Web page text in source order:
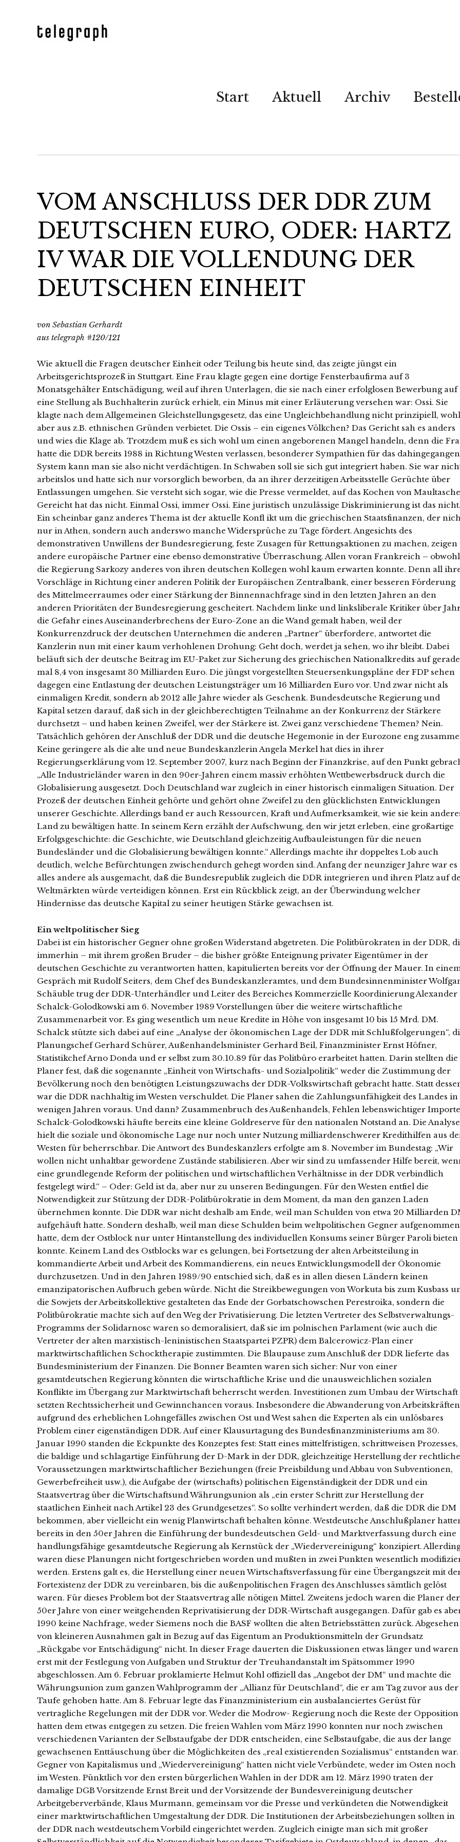
Start Aktuell Archiv
VOM ANSCHLUSS DER DDR ZUM
DEUTSCHEN EURO, ODER: HARTZ
IV WAR DIE VOLLENDUNG DER
DEUTSCHEN EINHEIT
von Sebastian Gerhardt
aus telegraph #120/121
Wie aktuell die Fragen deutscher Einheit oder Teilung bis heute sind, das zeigte jüngst ein
Arbeitsgerichtsprozeß in Stuttgart. Eine Frau klagte gegen eine dortige Fensterbaufirma auf 3
Monatsgehälter Entschädigung, weil auf ihren Unterlagen, die sie nach einer erfolglosen Bewerbung auf
eine Stellung als Buchhalterin zurück erhielt, ein Minus mit einer Erläuterung versehen war: Ossi. Sie
klagte nach dem Allgemeinen Gleichstellungsgesetz, das eine Ungleichbehandlung nicht prinzipiell, wohl
aber aus z.B. ethnischen Gründen verbietet. Die Ossis – ein eigenes Völkchen? Das Gericht sah es anders
und wies die Klage ab. Trotzdem muß es sich wohl um einen angeborenen Mangel handeln, denn die
hatte die DDR bereits 1988 in Richtung Westen verlassen, besonderer Sympathien für das
System kann man sie also nicht verdächtigen. In Schwaben soll sie sich gut integriert haben. Sie war
arbeitslos und hatte sich nur vorsorglich beworben, da an ihrer derzeitigen Arbeitsstelle Gerüchte über
Entlassungen umgehen. Sie versteht sich sogar, wie die Presse vermeldet, auf das Kochen von
Gereicht hat das nicht. Einmal Ossi, immer Ossi. Eine juristisch unzulässige Diskriminierung ist das nicht.
Ein scheinbar ganz anderes Thema ist der aktuelle Konfl ikt um die griechischen Staatsfinanzen, der
nur in Athen, sondern auch anderswo manche Widersprüche zu Tage fördert. Angesichts des
demonstrativen Unwillens der Bundesregierung, feste Zusagen für Rettungsaktionen zu machen, zeigen
andere europäische Partner eine ebenso demonstrative Überraschung. Allen voran Frankreich – obwohl
die Regierung Sarkozy anderes von ihren deutschen Kollegen wohl kaum erwarten konnte. Denn all
Vorschläge in Richtung einer anderen Politik der Europäischen Zentralbank, einer besseren Förderung
des Mittelmeerraumes oder einer Stärkung der Binnennachfrage sind in den letzten Jahren an den
anderen Prioritäten der Bundesregierung gescheitert. Nachdem linke und linksliberale Kritiker über
die Gefahr eines Auseinanderbrechens der Euro-Zone an die Wand gemalt haben, weil der
Konkurrenzdruck der deutschen Unternehmen die anderen „Partner“ überfordere, antwortet die
Kanzlerin nun mit einer kaum verhohlenen Drohung: Geht doch, werdet ja sehen, wo ihr bleibt. Dabei
beläuft sich der deutsche Beitrag im EU-Paket zur Sicherung des griechischen Nationalkredits auf gerade
mal 8,4 von insgesamt 30 Milliarden Euro. Die jüngst vorgestellten Steuersenkungspläne der FDP sehen
dagegen eine Entlastung der deutschen Leistungsträger um 16 Milliarden Euro vor. Und zwar nicht als
einmaligen Kredit, sondern ab 2012 alle Jahre wieder als Geschenk. Bundesdeutsche Regierung und
Kapital setzen darauf, daß sich in der gleichberechtigten Teilnahme an der Konkurrenz der Stärkere
durchsetzt – und haben keinen Zweifel, wer der Stärkere ist. Zwei ganz verschiedene Themen? Nein.
Tatsächlich gehören der Anschluß der DDR und die deutsche Hegemonie in der Eurozone eng
Keine geringere als die alte und neue Bundeskanzlerin Angela Merkel hat dies in ihrer
Regierungserklärung vom 12. September 2007, kurz nach Beginn der Finanzkrise, auf den Punkt
„Alle Industrieländer waren in den 90er-Jahren einem massiv erhöhten Wettbewerbsdruck durch die
Globalisierung ausgesetzt. Doch Deutschland war zugleich in einer historisch einmaligen Situation. Der
Prozeß der deutschen Einheit gehörte und gehört ohne Zweifel zu den glücklichsten Entwicklungen
unserer Geschichte. Allerdings band er auch Ressourcen, Kraft und Aufmerksamkeit, wie sie kein
Land zu bewältigen hatte. In seinem Kern erzählt der Aufschwung, den wir jetzt erleben, eine großartige
Erfolgsgeschichte: die Geschichte, wie Deutschland gleichzeitig Aufbauleistungen für die neuen
Bundesländer und die Globalisierung bewältigen konnte.“ Allerdings machte ihr doppeltes Lob auch
deutlich, welche Befürchtungen zwischendurch gehegt worden sind. Anfang der neunziger Jahre war es
alles andere als ausgemacht, daß die Bundesrepublik zugleich die DDR integrieren und ihren Platz auf
Weltmärkten würde verteidigen können. Erst ein Rückblick zeigt, an der Überwindung welcher
Hindernisse das deutsche Kapital zu seiner heutigen Stärke gewachsen ist.
Ein weltpolitischer Sieg
Dabei ist ein historischer Gegner ohne großen Widerstand abgetreten. Die Politbürokraten in der DDR, die immerhin – mit ihrem großen Bruder – die bisher größte Enteignung privater Eigentümer in der deutschen Geschichte zu verantworten hatten, kapitulierten bereits vor der Öffnung der Mauer. In einem Gespräch mit Rudolf Seiters, dem Chef des Bundeskanzleramtes, und dem Bundesinnenminister Wolfgang Schäuble trug der DDR-Unterhändler und Leiter des Bereiches Kommerzielle Koordinierung Alexander Schalck-Golodkowski am 6. November 1989 Vorstellungen über die weitere wirtschaftliche Zusammenarbeit vor. Es ging wesentlich um neue Kredite in Höhe von insgesamt 10 bis 15 Mrd. DM. Schalck stützte sich dabei auf eine „Analyse der ökonomischen Lage der DDR mit Schlußfolgerungen“, die Planungschef Gerhard Schürer, Außenhandelsminister Gerhard Beil, Finanzminister Ernst Höfner, Statistikchef Arno Donda und er selbst zum 30.10.89 für das Politbüro erarbeitet hatten. Darin stellten die Planer fest, daß die sogenannte „Einheit von Wirtschafts- und Sozialpolitik“ weder die Zustimmung der Bevölkerung noch den benötigten Leistungszuwachs der DDR-Volkswirtschaft gebracht hatte. Statt dessen war die DDR nachhaltig im Westen verschuldet. Die Planer sahen die Zahlungsunfähigkeit des Landes in wenigen Jahren voraus. Und dann? Zusammenbruch des Außenhandels, Fehlen lebenswichtiger Importe. Schalck-Golodkowski häufte bereits eine kleine Goldreserve für den nationalen Notstand an. Die Analyse hielt die soziale und ökonomische Lage nur noch unter Nutzung milliardenschwerer Kredithilfen aus dem Westen für beherrschbar. Die Antwort des Bundeskanzlers erfolgte am 8. November im Bundestag: „Wir wollen nicht unhaltbar gewordene Zustände stabilisieren. Aber wir sind zu umfassender Hilfe bereit, wenn eine grundlegende Reform der politischen und wirtschaftlichen Verhältnisse in der DDR verbindlich festgelegt wird.“ – Oder: Geld ist da, aber nur zu unseren Bedingungen. Für den Westen entfiel die Notwendigkeit zur Stützung der DDR-Politbürokratie in dem Moment, da man den ganzen Laden übernehmen konnte. Die DDR war nicht deshalb am Ende, weil man Schulden von etwa 20 Milliarden DM aufgehäuft hatte. Sondern deshalb, weil man diese Schulden beim weltpolitischen Gegner aufgenommen hatte, dem der Ostblock nur unter Hintanstellung des individuellen Konsums seiner Bürger Paroli bieten konnte. Keinem Land des Ostblocks war es gelungen, bei Fortsetzung der alten Arbeitsteilung in kommandierte Arbeit und Arbeit des Kommandierens, ein neues Entwicklungsmodell der Ökonomie durchzusetzen. Und in den Jahren 1989/90 entschied sich, daß es in allen diesen Ländern keinen emanzipatorischen Aufbruch geben würde. Nicht die Streikbewegungen von Workuta bis zum Kusbass und die Sowjets der Arbeitskollektive gestalteten das Ende der Gorbatschowschen Perestroika, sondern die Politbürokratie machte sich auf den Weg der Privatisierung. Die letzten Vertreter des Selbstverwaltungs-Programms der Solidarnosc waren so demoralisiert, daß sie im polnischen Parlament (wie auch die Vertreter der alten marxistisch-leninistischen Staatspartei PZPR) dem Balcerowicz-Plan einer marktwirtschaftlichen Schocktherapie zustimmten. Die Blaupause zum Anschluß der DDR lieferte das Bundesministerium der Finanzen. Die Bonner Beamten waren sich sicher: Nur von einer gesamtdeutschen Regierung könnten die wirtschaftliche Krise und die unausweichlichen sozialen Konflikte im Übergang zur Marktwirtschaft beherrscht werden. Investitionen zum Umbau der Wirtschaft setzten Rechtssicherheit und Gewinnchancen voraus. Insbesondere die Abwanderung von Arbeitskräften aufgrund des erheblichen Lohngefälles zwischen Ost und West sahen die Experten als ein unlösbares Problem einer eigenständigen DDR. Auf einer Klausurtagung des Bundesfinanzministeriums am 30. Januar 1990 standen die Eckpunkte des Konzeptes fest: Statt eines mittelfristigen, schrittweisen Prozesses, die baldige und schlagartige Einführung der D-Mark in der DDR, gleichzeitige Herstellung der rechtlichen Voraussetzungen marktwirtschaftlicher Beziehungen (freie Preisbildung und Abbau von Subventionen, Gewerbefreiheit usw.), die Aufgabe der (wirtschafts) politischen Eigenständigkeit der DDR und ein Staatsvertrag über die Wirtschaftsund Währungsunion als „ein erster Schritt zur Herstellung der staatlichen Einheit nach Artikel 23 des Grundgesetzes“. So sollte verhindert werden, daß die DDR die DM bekommen, aber vielleicht ein wenig Planwirtschaft behalten könne. Westdeutsche Anschlußplaner hatten bereits in den 50er Jahren die Einführung der bundesdeutschen Geld- und Marktverfassung durch eine handlungsfähige gesamtdeutsche Regierung als Kernstück der „Wiedervereinigung“ konzipiert. Allerdings waren diese Planungen nicht fortgeschrieben worden und mußten in zwei Punkten wesentlich modifiziert werden. Erstens galt es, die Herstellung einer neuen Wirtschaftsverfassung für eine Übergangszeit mit der Fortexistenz der DDR zu vereinbaren, bis die außenpolitischen Fragen des Anschlusses sämtlich gelöst waren. Für dieses Problem bot der Staatsvertrag alle nötigen Mittel. Zweitens jedoch waren die Planer der 50er Jahre von einer weitgehenden Reprivatisierung der DDR-Wirtschaft ausgegangen. Dafür gab es aber 1990 keine Nachfrage, weder Siemens noch die BASF wollten die alten Betriebsstätten zurück. Abgesehen von kleineren Ausnahmen galt in Bezug auf das Eigentum an Produktionsmitteln der Grundsatz „Rückgabe vor Entschädigung“ nicht. In dieser Frage dauerten die Diskussionen etwas länger und waren erst mit der Festlegung von Aufgaben und Struktur der Treuhandanstalt im Spätsommer 1990 abgeschlossen. Am 6. Februar proklamierte Helmut Kohl offiziell das „Angebot der DM“ und machte die Währungsunion zum ganzen Wahlprogramm der „Allianz für Deutschland“, die er am Tag zuvor aus der Taufe gehoben hatte. Am 8. Februar legte das Finanzministerium ein ausbalanciertes Gerüst für vertragliche Regelungen mit der DDR vor. Weder die Modrow- Regierung noch die Reste der Opposition hatten dem etwas entgegen zu setzen. Die freien Wahlen vom März 1990 konnten nur noch zwischen verschiedenen Varianten der Selbstaufgabe der DDR entscheiden, eine Selbstaufgabe, die aus der lange gewachsenen Enttäuschung über die Möglichkeiten des „real existierenden Sozialismus“ entstanden war. Gegner von Kapitalismus und „Wiedervereinigung“ hatten nicht viele Verbündete, weder im Osten noch im Westen. Pünktlich vor den ersten bürgerlichen Wahlen in der DDR am 12. März 1990 traten der damalige DGB Vorsitzende Ernst Breit und der Vorsitzende der Bundesvereinigung deutscher Arbeitgeberverbände, Klaus Murmann, gemeinsam vor die Presse und verkündeten die Notwendigkeit einer marktwirtschaftlichen Umgestaltung der DDR. Die Institutionen der Arbeitsbeziehungen sollten in der DDR nach westdeutschem Vorbild eingerichtet werden. Zugleich einigte man sich mit großer Selbstverständlichkeit auf die Notwendigkeit besonderer Tarifgebiete in Ostdeutschland, in denen „das Lohnniveau zunächst noch deutlich unter dem bundesdeutschen Standard liegen“ werde. Die sozialpartnerschaftliche Einführung der „Sozialen Marktwirtschaft“ sollte dabei – zumindest nach Auffassung der Gewerkschaften – eine Niedriglohnkonkurrenz im eigenen Land „gleich hinter Wolfsburg“ (Franz Steinkühler) verhindern. Was aber wurde den DDR-Bürgern mit der DM „gegeben“? Die vermeintlich mit der Umstellung geschaffene Kaufkraft der DDR-Bevölkerung bestand im wesentlichen im Anspruch auf Lohnzahlung an Betriebe und in Sparanlagen, die auf dem Umweg über die Sparkassen und die Staatsbank der DDR in eben diese Betriebe investiert worden waren. Auch nach der Umstellung auf DM standen hier ostdeutschen Forderungen ostdeutsche Verbindlichkeiten gegenüber. Die laufenden Zahlungen (Löhne, Renten, Mieten) wurden – gegen die Bedenken der Bundesbank – nach dem Kurs 1:1 umgestellt, um der Vorstellungen vieler DDR-Bürger von innerdeutscher Gleichberechtigung zu genügen. Das Bundesfinanzministerium glaubte, daß die entsprechenden Einkommen von etwa 40 Prozent des Westniveaus der Produktivität der DDR-Wirtschaft in etwa entsprachen. Dagegen wurde nur ein Teil der Sparguthaben 1:1 umgestellt. Denn man wußte sehr wohl, daß die Vermögenswerte des DDR-Kreditwesens – vor allem Kredite an die sozialistischen Betriebe, die sogenannten „Altkredite“ – von höchst zweifelhafter Qualität waren. Außerhalb der Wohnungswirtschaft galten sie als weitgehend uneinbringbar. (Deshalb haben Deutsche und Dresdner Bank auch keine Altkredite übernommen, sondern in ihren später aufgekauften Joint-ventures nur die „Geschäftbesorgung“ erledigt. Die Altkredite bleiben vielmehr hübsch in den Büchern der Deutschen Kreditbank AG, einer Ausgründung aus der DDR-Staatsbank. Dort wurden Abschreibungen in Milliardenhöhe fällig, bevor sie 1995 an die BayernLB verkauft wurde.) Um die Schuldenlast der Betriebe zumindest zu verringern, wurden die Verbindlichkeiten der Betriebe und Einrichtungen mit einem Umtausch 2:1 auf die Hälfte verringert. Die Forderungen der Banken verminderten sich damit stärker als ihre Verpflichtungen, die entstehende Differenz von etwa 25 Mrd. DM übernahm der Staat: Nur an dieser Stelle war die Währungsunion ein Geschenk. Und die Auslandsverschuldung? Die spielte kaum eine Rolle: Was für die Nominalsozialisten tödlich war, belief sich für die Bundesregierung nur auf ein Kostenpunkt unter mehreren, noch nicht einmal den größten. Angesichts der völligen Öffnung gegenüber dem Weltmarkt, der Auflösung der bisherigen Kooperationszusammenhänge und der geringen Finanzvermögen, benötigten die DDR-Betriebe praktisch sofort nach dem 1. Juli 1990 neue Kredite zur Begleichung der laufenden Kosten. In der Treuhand begannen Wirtschaftsprüfer und Unternehmensberater im Auftrag des Bundesfinanzministeriums, der sogenannte Leitungsausschuß, stillzulegende